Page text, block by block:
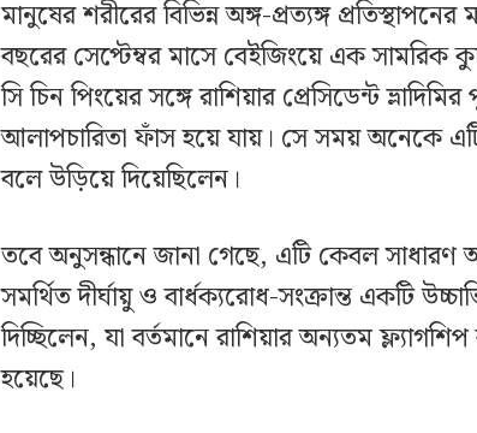
মানুষের শরীরের বিভিন্ন অঙ্গ-প্রত্যঙ্গ
বছরের সেপ্টেম্বর মাসে বেইজিংয়ে এক সামরিক
সি চিন পিংয়ের সঙ্গে রাশিয়ার প্রেসিডেন্ট
আলাপচারিতা ফাঁস হয়ে যায়। সে সময় অনেকে
বলে উড়িয়ে দিয়েছিলেন।
তবে অনুসন্ধানে জানা গেছে, এটি কেবল
সমর্থিত দীর্ঘায়ু ও বার্ধক্যরোধ-সংক্রান্ত একটি
দিচ্ছিলেন, যা বর্তমানে রাশিয়ার অন্যতম
হয়েছে।